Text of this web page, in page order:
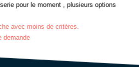
De L'agence
pour le moment , plusieurs options
avec moins de critères.
demande